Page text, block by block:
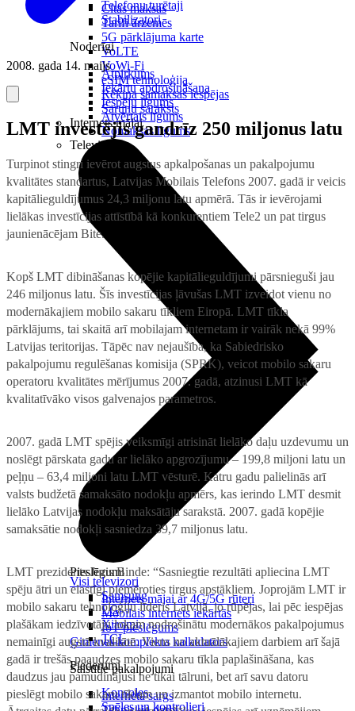
Citas maksas
Tarifi ārzemēs
5G pārklājuma karte
VoLTE
VoWi-Fi
eSIM tehnoloģija
Rēķina samaksas iespējas
Sarunu saraksts
Internets mājai
Pieslēgumi
Internets mājai ar 4G/5G rūteri
Mobilais internets iekārtās
IoT pieslēgums
Ģimenes komplekta kalkulators
Saistītie pakalpojumi
Interneta sargs
Telefonu turētaji
Stabilizatori
Noderīgi
Atpirkums
Iekārtu apdrošināšana
Iespēju līgums
Atvērtais līgums
Nomaksas līgums
Televizori
Visi televizori
Samsung
LG
Xiaomi
TCL
Piederumi
Konsoles
Spēles un kontrolieri
2008. gada 14. maijs
LMT investējis gandrīz 250 miljonus latu
Turpinot stingri ievērot augstus apkalpošanas un pakalpojumu
kvalitātes standartus, Latvijas Mobilais Telefons 2007. gadā ir veicis
kapitālieguldījumus 24,3 miljonu latu apmērā. Tās ir ievērojami
lielākas investīcijas attīstībā kā konkurentiem Tele2 un pat tirgus
jaunienācējam Bite.
Kopš LMT dibināšanas kopējie kapitālieguldījumi pārsnieguši jau
246 miljonus latu. Šīs investīcijas ļāvušas LMT izveidot vienu no
modernākajiem mobilo sakaru tīkliem Eiropā. LMT tīkla
pārklājums, tai skaitā arī mobilajam internetam ir vairāk nekā 99%
Latvijas teritorijas. Tāpēc nav nejaušība, ka Sabiedrisko
pakalpojumu regulēšanas komisija (SPRK), veicot mobilo sakaru
operatoru kvalitātes mērījumus 2007. gadā, atzinusi LMT kā
kvalitatīvāko visos galvenajos parametros.
2007. gadā LMT spējis veiksmīgi atrisināt lielāko daļu uzdevumu un
noslēgt pārskata gadu ar lielāko apgrozījumu – 199,8 miljoni latu un
peļņu – 63,4 miljoni latu LMT vēsturē. Katru gadu palielinās arī
valsts budžetā samaksāto nodokļu apmērs, kas ierindo LMT desmit
lielāko Latvijas nodokļu maksātāju sarakstā. 2007. gadā kopējie
samaksātie nodokļi sasniedza 39,7 miljonus latu.
LMT prezidents Juris Binde: “Sasniegtie rezultāti apliecina LMT
spēju ātri un elastīgi piemēroties tirgus apstākļiem. Joprojām LMT ir
mobilo sakaru tehnoloģiju līderis Latvijā, jo rūpējas, lai pēc iespējas
plašākam iedzīvotāju lokam nodrošinātu modernākos pakalpojumus
nemainīgi augstā kvalitātē. Viens no aktuālākajiem darbiem arī šajā
gadā ir trešās paaudzes mobilo sakaru tīkla paplašināšana, kas
daudzus jau pamudinājusi ne tikai tālruni, bet arī savu datoru
pieslēgt mobilo sakaru tīklam un izmantot mobilo internetu.